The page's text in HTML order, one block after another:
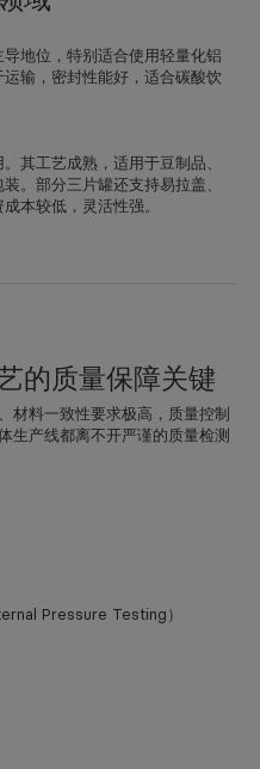
导地位，特别适合使用轻量化铝
输，密封性能好，适合碳酸饮
其工艺成熟，适用于豆制品、
。部分三片罐还支持易拉盖、
本较低，灵活性强。
的质量保障关键
材料一致性要求极高，质量控制
生产线都离不开严谨的质量检测
Pressure Testing）